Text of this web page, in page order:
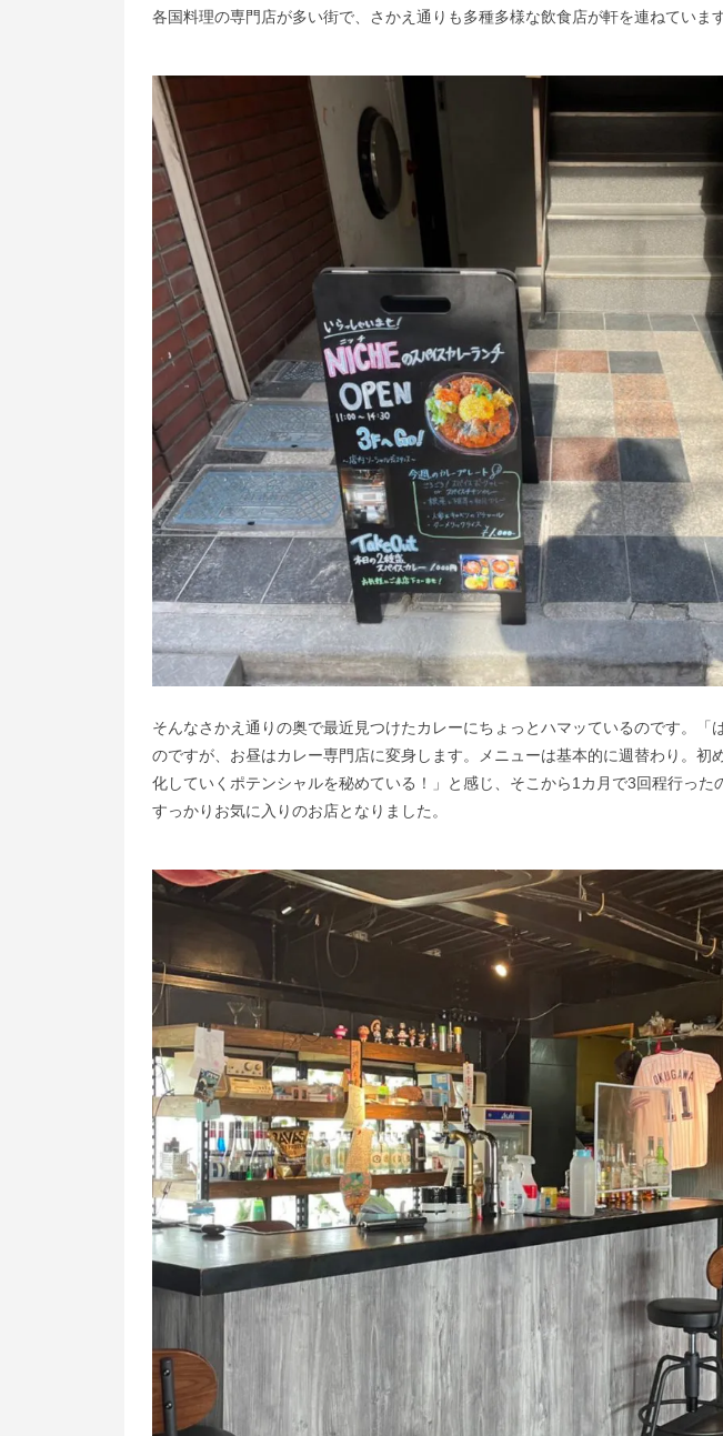
各国料理の専門店が多い街で、さかえ通りも多種多様な飲食店が軒を連ねています
そんなさかえ通りの奥で最近見つけたカレーにちょっとハマッているのです。「
のですが、お昼はカレー専門店に変身します。メニューは基本的に週替わり。初
化していくポテンシャルを秘めている！」と感じ、そこから1カ月で3回程行った
すっかりお気に入りのお店となりました。